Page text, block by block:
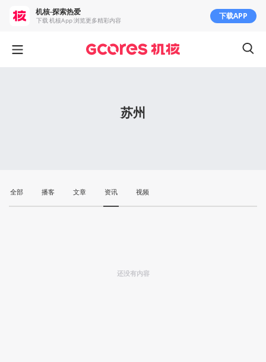
苏州
全部 播客 文章 资讯 视频
还没有内容
机核-探索热爱
下载 机核App 浏览更多精彩内容 下载APP